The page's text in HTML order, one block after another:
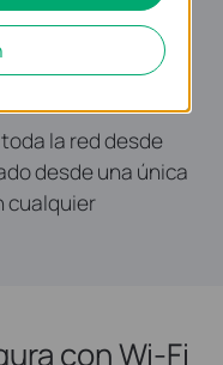
sin
la red desde
desde una única
cualquier
con Wi-Fi